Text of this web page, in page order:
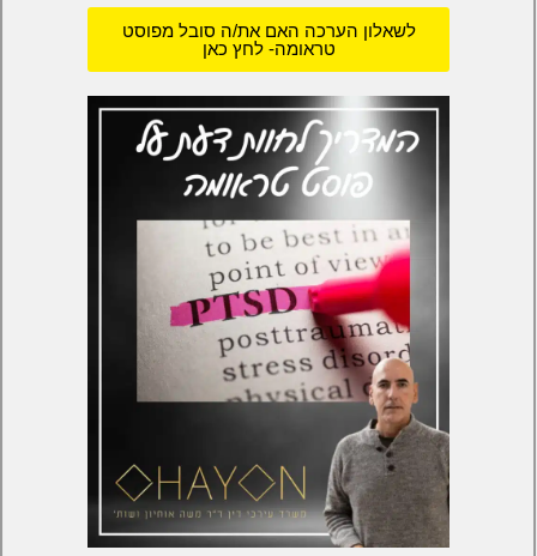
לשאלון הערכה האם את/ה סובל מפוסט
טראומה- לחץ כאן